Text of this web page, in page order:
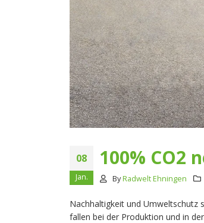
08
Jan.
100% CO2
By Radwelt Ehningen
Nachhaltigkeit und Umweltschutz
fallen bei der Produktion und in